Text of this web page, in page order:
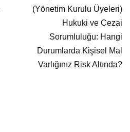
(Yönetim Kurulu Üyeleri)
Hukuki ve Cezai
Sorumluluğu: Hangi
Durumlarda Kişisel Mal
Varlığınız Risk Altında?